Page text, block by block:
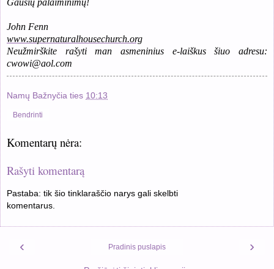
John Fenn
www.supernaturalhousechurch.org
Neužmirškite rašyti man asmeninius e-laiškus šiuo adresu:
cwowi@aol.com
Namų Bažnyčia ties 10:13
Bendrinti
Komentarų nėra:
Rašyti komentarą
Pastaba: tik šio tinklaraščio narys gali skelbti
komentarus.
‹ ›
Pradinis puslapis